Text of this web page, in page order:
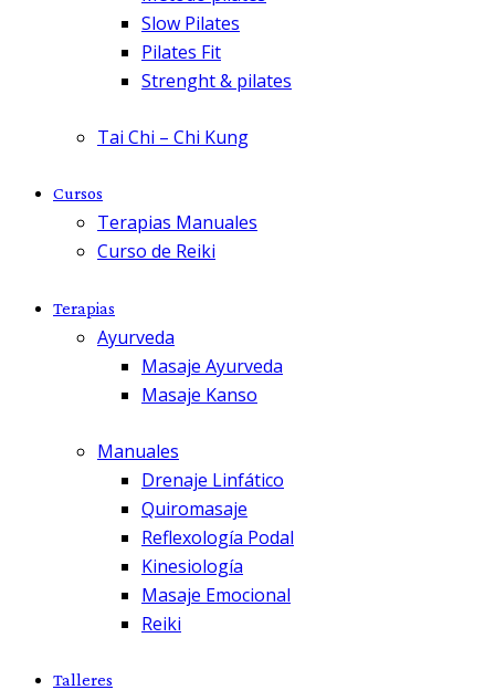
Slow Pilates
Pilates Fit
Strenght & pilates
Tai Chi – Chi Kung
Cursos
Terapias Manuales
Curso de Reiki
Terapias
Ayurveda
Masaje Ayurveda
Masaje Kanso
Manuales
Drenaje Linfático
Quiromasaje
Reflexología Podal
Kinesiología
Masaje Emocional
Reiki
Talleres